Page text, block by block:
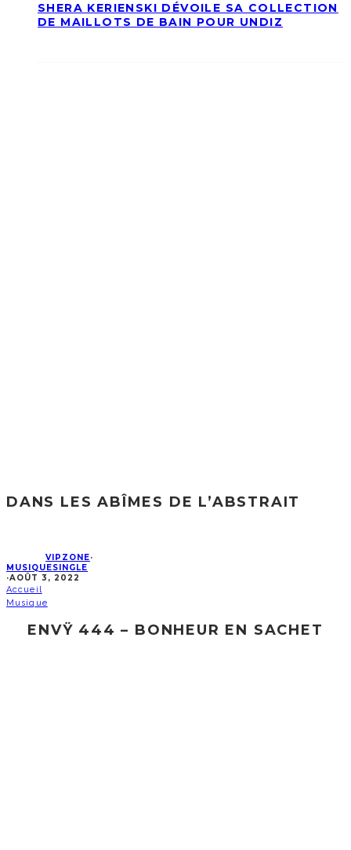
SHERA KERIENSKI DÉVOILE SA COLLECTION
DE MAILLOTS DE BAIN POUR UNDIZ
DANS LES ABÎMES DE L’ABSTRAIT
VIPZONE·
MUSIQUESINGLE
·AOÛT 3, 2022
Accueil
Musique
ENVŸ 444 – BONHEUR EN SACHET